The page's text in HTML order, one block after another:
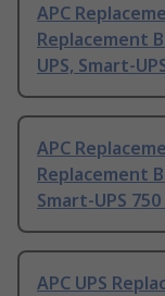
APC
Replacement
UPS, Smart-
APC
Replacement
Smart-UPS
APC UPS